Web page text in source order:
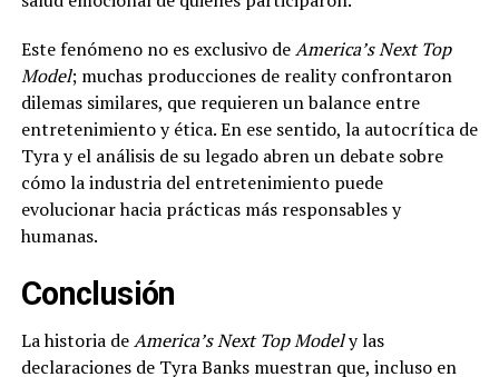
Este fenómeno no es exclusivo deAmerica’s Next Top
Model; muchas producciones de reality confrontaron
dilemas similares, que requieren un balance entre
entretenimiento y ética. En ese sentido, la autocrítica de
Tyra y el análisis de su legado abren un debate sobre
cómo la industria del entretenimiento puede
evolucionar hacia prácticas más responsables y
humanas.
Conclusión
La historia deAmerica’s Next Top Modely las
declaraciones de Tyra Banks muestran que, incluso en